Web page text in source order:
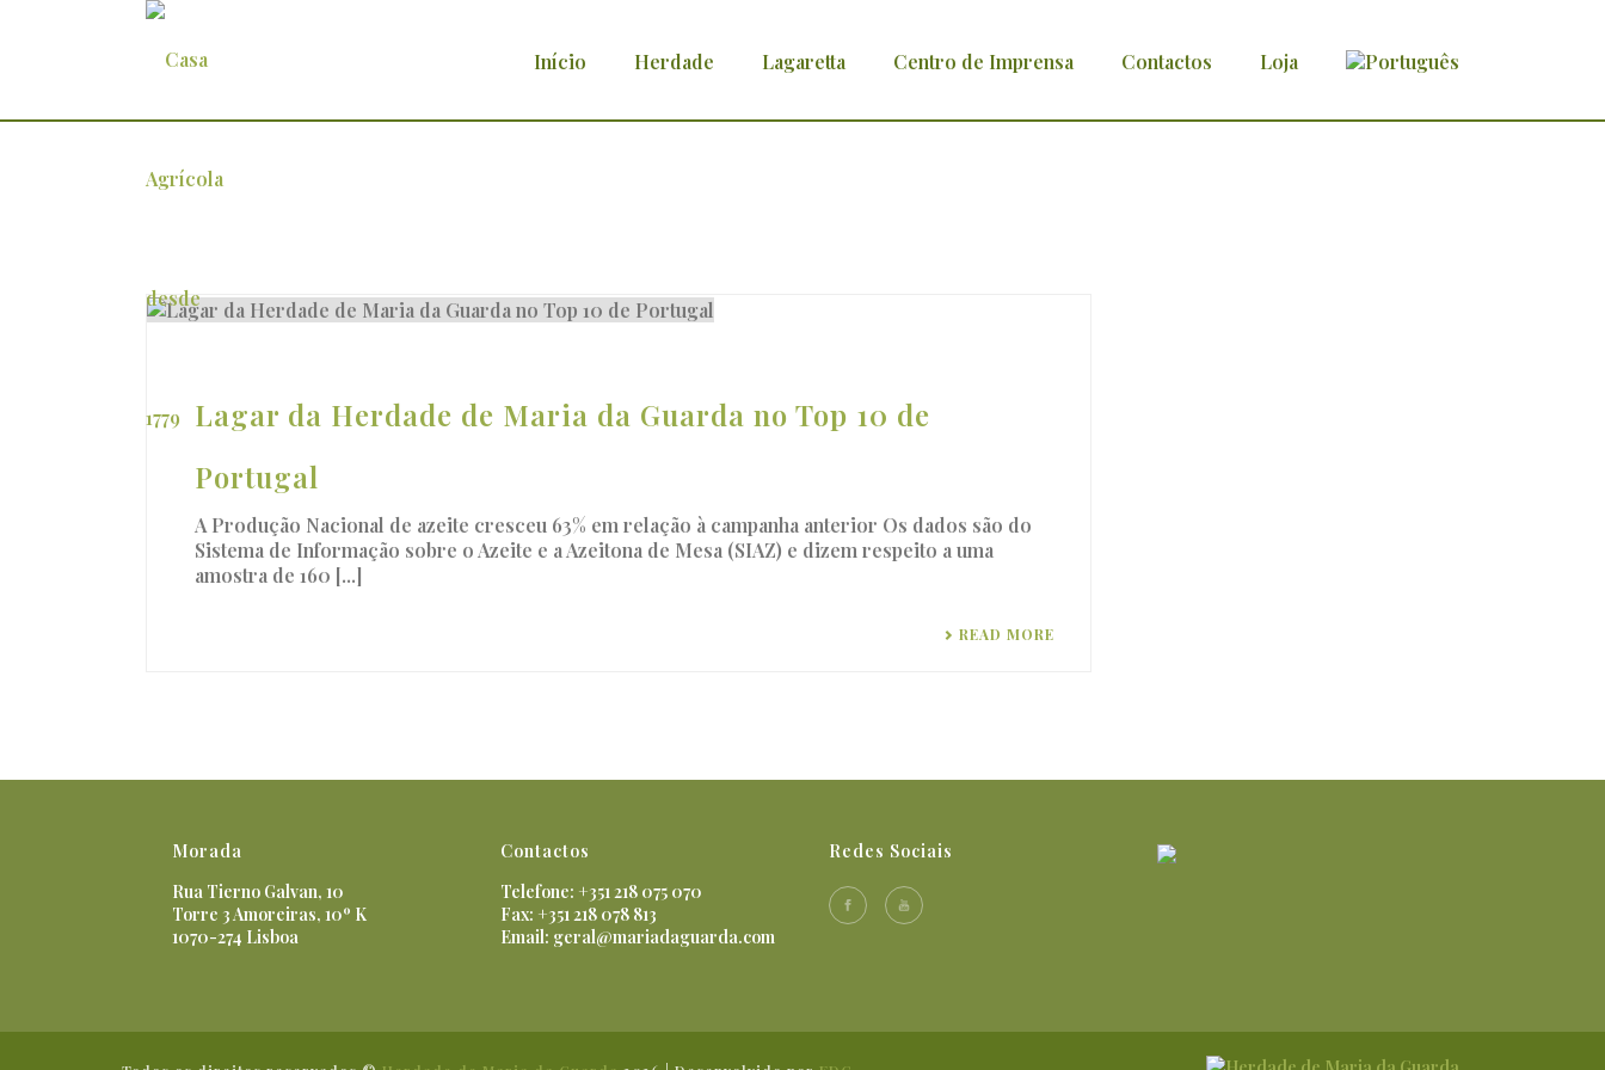
Início Herdade Lagaretta Centro de Imprensa Contactos Loja
Arquivo
Lagar da Herdade de Maria da Guarda no Top 10 de
Portugal
A Produção Nacional de azeite cresceu 63% em relação à campanha anterior Os dados são do
Sistema de Informação sobre o Azeite e a Azeitona de Mesa (SIAZ) e dizem respeito a uma
amostra de 160 [...]
READ MORE
Morada
Rua Tierno Galvan, 10
Torre 3 Amoreiras, 10º K
1070-274 Lisboa
Contactos
Telefone: +351 218 075 070
Fax: +351 218 078 813
Email: geral@mariadaguarda.com
Redes Sociais